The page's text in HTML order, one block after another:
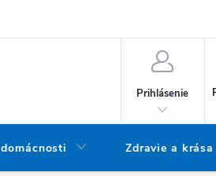
Prihlásenie
Zdravie a krása